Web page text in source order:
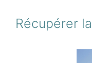
Récupérer